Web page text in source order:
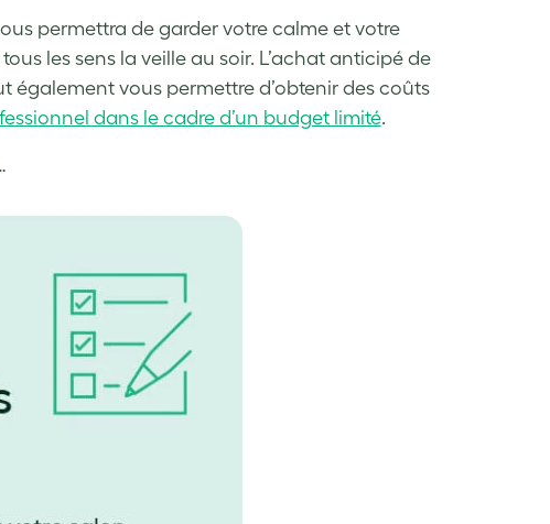
permettra de garder votre calme et votre
les sens la veille au soir. L’achat anticipé de
également vous permettre d’obtenir des coûts
dans le cadre d’un budget limité.